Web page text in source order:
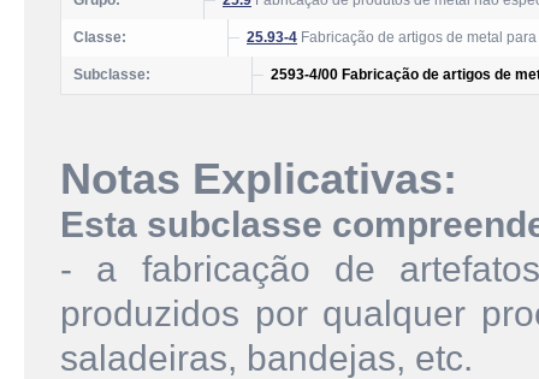
Classe: 25.93-4 Fabricação de artigos de metal
Subclasse: 2593-4/00 Fabricação de artigos de
Notas Explicativas:
Esta subclasse
- a fabricação de
produzidos por qualquer
saladeiras, bandejas, etc.